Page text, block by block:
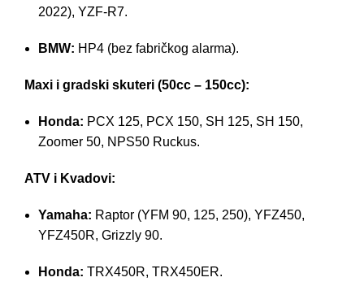
2022), YZF-R7.
BMW: HP4 (bez fabričkog alarma).
Maxi i gradski skuteri (50cc – 150cc):
Honda: PCX 125, PCX 150, SH 125, SH 150,
Zoomer 50, NPS50 Ruckus.
ATV i Kvadovi:
Yamaha: Raptor (YFM 90, 125, 250), YFZ450,
YFZ450R, Grizzly 90.
Honda: TRX450R, TRX450ER.